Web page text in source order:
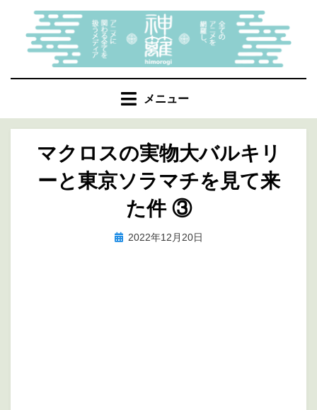
メニュー
マクロスの実物大バルキリ
ーと東京ソラマチを見て来
た件 ③
投稿者marumegane
投 2022年12月20日